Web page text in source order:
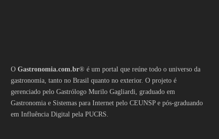
OGastronomia.com.br® é um portal que reúne todo o universo da
gastronomia, tanto no Brasil quanto no exterior. O projeto é
gerenciado pelo Gastrólogo Murilo Gagliardi, graduado em
Gastronomia e Sistemas para Internet pelo CEUNSP e pós-graduando
em Influência Digital pela PUCRS.